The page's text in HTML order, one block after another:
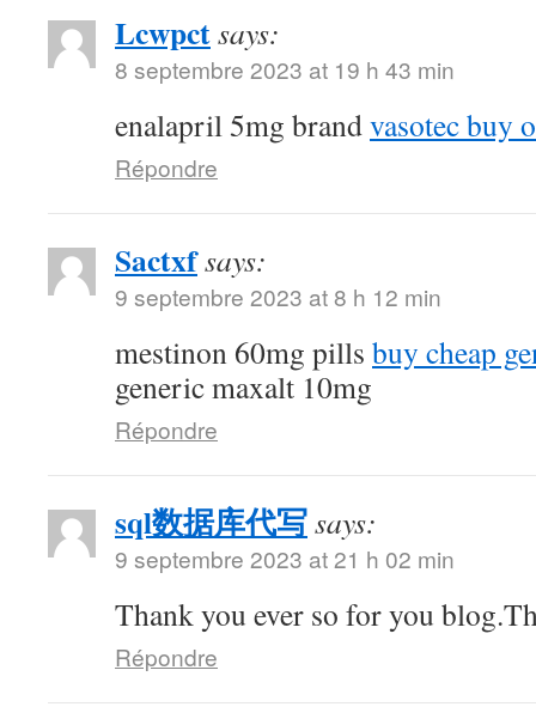
Lcwpctsays:
8 septembre 2023 at 19 h 43 min
enalapril 5mg brandvasotec buy
Répondre
Sactxfsays:
9 septembre 2023 at 8 h 12 min
mestinon 60mg pills buy cheap
generic maxalt 10mg
Répondre
sql数据库代写says:
9 septembre 2023 at 21 h 02 min
Thank you ever so for you
Répondre